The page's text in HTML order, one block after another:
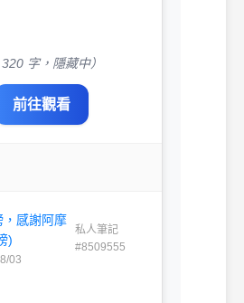
字，隱藏中）
前往觀看
，感謝阿摩
)
03
私人筆記
#8509555